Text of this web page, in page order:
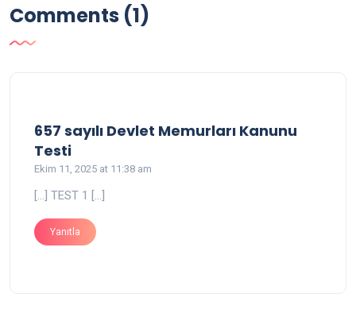
Comments (1)
657 sayılı Devlet Memurları Kanunu
Testisays:
Ekim 11, 2025 at 11:38 am
[…] TEST 1 […]
Yanıtla